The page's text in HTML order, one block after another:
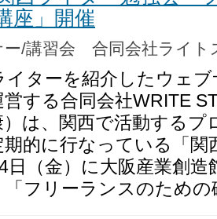
座」開催
ー/講習会 合同会社ライ
イターを紹介したウェ
営する合同会社WRITE
）は、関西で活動するプ
期的に行なっている「
日（金）に大阪産業創
「フリーランスのため